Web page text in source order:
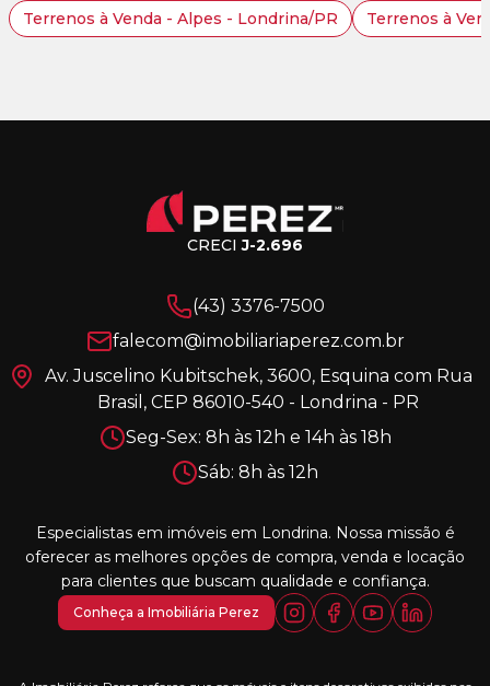
Terrenos à Venda - Alpes - Londrina/PR Terrenos à
CRECIJ-2.696
(43) 3376-7500
falecom@imobiliariaperez.com.br
Av. Juscelino Kubitschek, 3600, Esquina com Rua
Brasil, CEP 86010-540 - Londrina - PR
Seg-Sex: 8h às 12h e 14h às 18h
Sáb: 8h às 12h
Especialistas em imóveis em Londrina. Nossa missão é
oferecer as melhores opções de compra, venda e locação
para clientes que buscam qualidade e confiança.
Conheça a Imobiliária Perez